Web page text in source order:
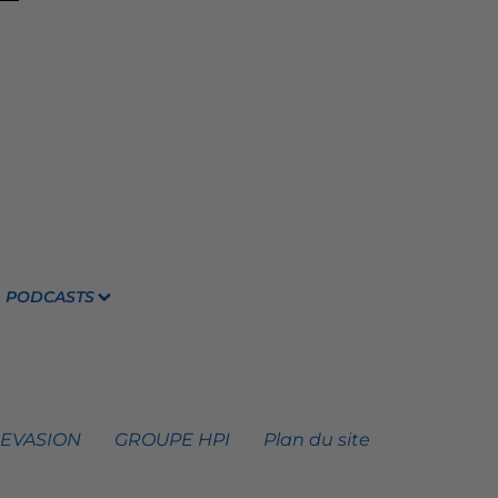
PODCASTS
GROUPE HPI Plan du site